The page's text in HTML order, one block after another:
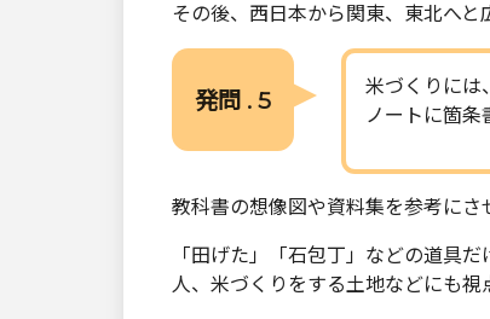
その後、西日本から関東、東北へと
発問 . 5
米づくりには
ノートに箇条
教科書の想像図や資料集を参考にさ
「田げた」「石包丁」などの道具
人、米づくりをする土地などにも視